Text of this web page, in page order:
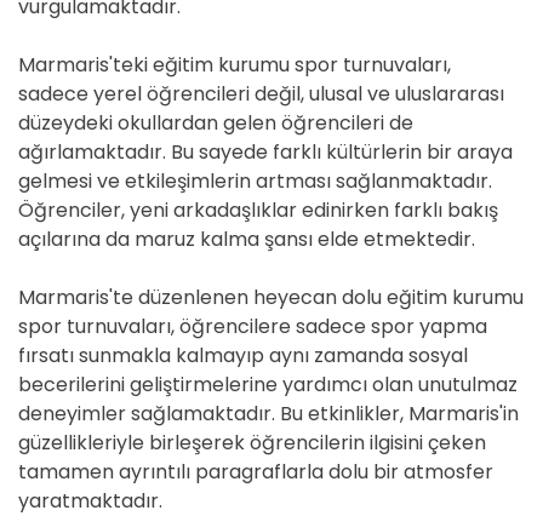
vurgulamaktadır.
Marmaris'teki eğitim kurumu spor turnuvaları,
sadece yerel öğrencileri değil, ulusal ve uluslararası
düzeydeki okullardan gelen öğrencileri de
ağırlamaktadır. Bu sayede farklı kültürlerin bir araya
gelmesi ve etkileşimlerin artması sağlanmaktadır.
Öğrenciler, yeni arkadaşlıklar edinirken farklı bakış
açılarına da maruz kalma şansı elde etmektedir.
Marmaris'te düzenlenen heyecan dolu eğitim kurumu
spor turnuvaları, öğrencilere sadece spor yapma
fırsatı sunmakla kalmayıp aynı zamanda sosyal
becerilerini geliştirmelerine yardımcı olan unutulmaz
deneyimler sağlamaktadır. Bu etkinlikler, Marmaris'in
güzellikleriyle birleşerek öğrencilerin ilgisini çeken
tamamen ayrıntılı paragraflarla dolu bir atmosfer
yaratmaktadır.